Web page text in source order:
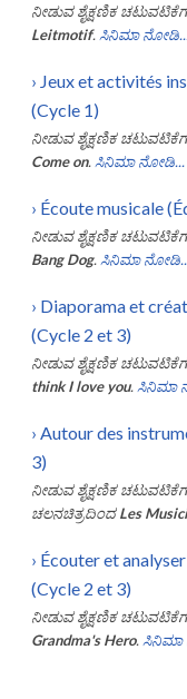
ನೀಡುವ ಶೈಕ್ಷಣಿಕ
Leitmotif. ಸಿನಿಮಾ
› Jeux et activités
(Cycle 1)
ನೀಡುವ ಶೈಕ್ಷಣಿಕ
Come on. ಸಿನಿಮಾ ನೋಡಿ...
› Écoute musicale
ನೀಡುವ ಶೈಕ್ಷಣಿಕ
Bang Dog. ಸಿನಿಮಾ
› Diaporama et
(Cycle 2 et 3)
ನೀಡುವ ಶೈಕ್ಷಣಿಕ
think I love you. ಸಿನಿಮಾ
› Autour des
3)
ನೀಡುವ ಶೈಕ್ಷಣಿಕ
ಚಲನಚಿತ್ರದಿಂದ Les
› Écouter et
(Cycle 2 et 3)
ನೀಡುವ ಶೈಕ್ಷಣಿಕ
Grandma's Hero. ಸಿನಿಮಾ